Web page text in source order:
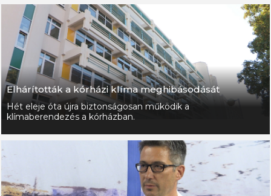
Elhárították a kórházi klíma meghibásodását
Hét eleje óta újra biztonságosan működik a
klímaberendezés a kórházban.